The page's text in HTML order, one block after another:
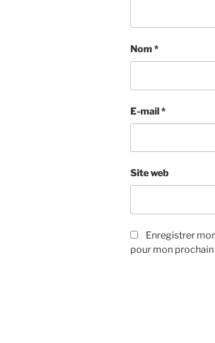
Nom *
E-mail*
Site web
Enregistrer
pour mon